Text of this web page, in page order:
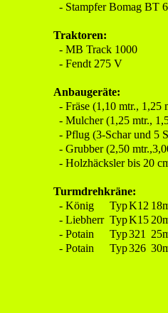
- Stampfer Bomag BT
Traktoren:
- MB Track 1000
- Fendt 275 V
Anbaugeräte:
- Fräse (1,10 mtr., 1,25
- Mulcher (1,25 mtr.,
- Pflug (3-Schar und 5
- Grubber (2,50
- Holzhäcksler bis 20
Turmdrehkräne:
- König
TypK12
- Liebherr TypK15
- Potain
Typ321
- Potain
Typ326